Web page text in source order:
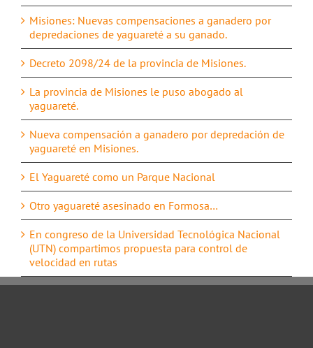
Misiones: Nuevas compensaciones a ganadero por
depredaciones de yaguareté a su ganado.
Decreto 2098/24 de la provincia de Misiones.
La provincia de Misiones le puso abogado al
yaguareté.
Nueva compensación a ganadero por depredación de
yaguareté en Misiones.
El Yaguareté como un Parque Nacional
Otro yaguareté asesinado en Formosa…
En congreso de la Universidad Tecnológica Nacional
(UTN) compartimos propuesta para control de
velocidad en rutas